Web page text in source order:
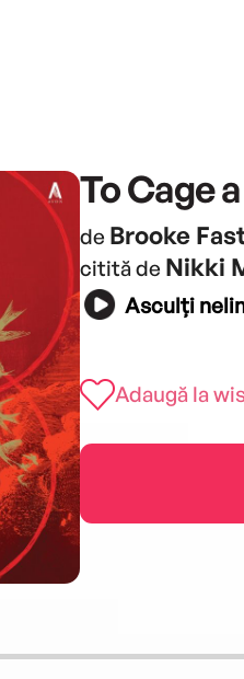
To Cage
de Brooke
citită de Nikki
Asculți
Adaugă la